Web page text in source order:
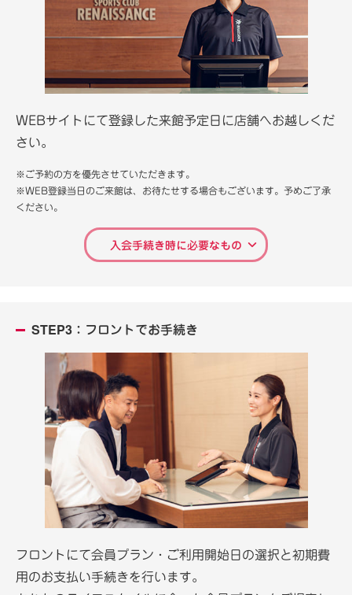
WEBサイトにて登録した来館予定日に店舗へお越しくだ
さい。
※ご予約の方を優先させていただきます。
※WEB登録当日のご来館は、お待たせする場合もございます。予めご了承
ください。
入会手続き時に必要なもの
STEP3：フロントでお手続き
フロントにて会員プラン・ご利用開始日の選択と初期費
用のお支払い手続きを行います。